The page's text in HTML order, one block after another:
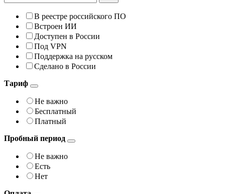
В реестре российского ПО
Встроен ИИ
Доступен в России
Под VPN
Поддержка на русском
Сделано в России
Тариф
Не важно
Бесплатный
Платный
Пробный период
Не важно
Есть
Нет